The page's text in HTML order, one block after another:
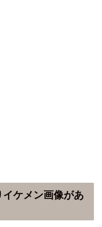
ケメン画像があ